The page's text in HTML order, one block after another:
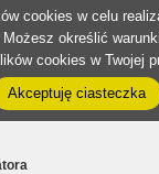
cookies w celu
Możesz określić
cookies w Twojej
Akceptuję ciasteczka